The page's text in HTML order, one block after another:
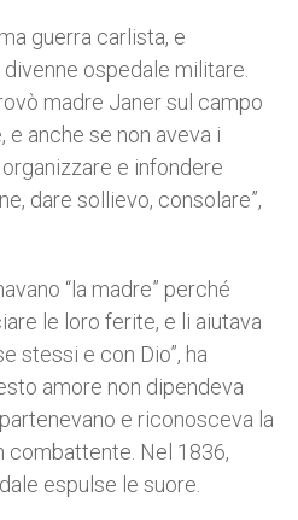
guerra carlista, e
ospedale militare.
madre Janer sul campo
e anche se non aveva i
e infondere
dare sollievo, consolare”,
“la madre” perché
le loro ferite, e li aiutava
stessi e con Dio”, ha
amore non dipendeva
e riconosceva la
combattente. Nel 1836,
espulse le suore.